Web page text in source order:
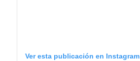
Ver esta publicación en Instagram